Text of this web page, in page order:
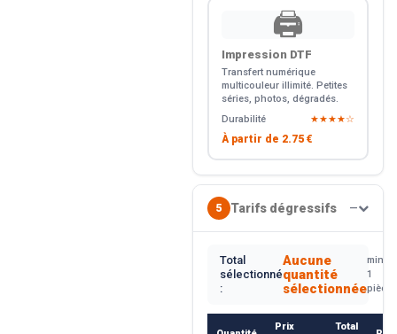
🖨️
Impression DTF
Transfert numérique
multicouleur illimité. Petites
séries, photos, dégradés.
Durabilité
★★★★☆
À partir de 2.75 €
5 Tarifs dégressifs —
Total
sélectionné
:
Aucune
quantité
sélectionnée
min.
1
pièce
Prix Total